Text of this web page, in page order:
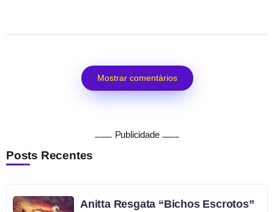
Mostrar comentários
Publicidade
Posts Recentes
Anitta Resgata “Bichos Escrotos”